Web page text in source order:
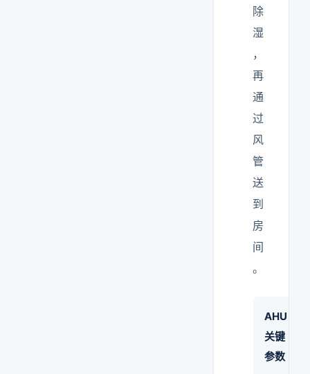
除
湿
，
再
通
过
风
管
送
到
房
间
。
AHU
关键
参数